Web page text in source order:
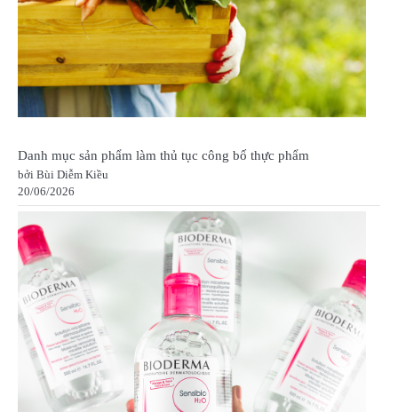
Danh mục sản phẩm làm thủ tục công bố thực phẩm
bởi Bùi Diễm Kiều
20/06/2026